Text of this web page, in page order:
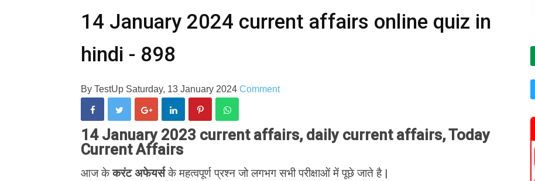
14 January 2024 current affairs online quiz in
hindi - 898
By TestUp Saturday, 13 January 2024 Comment
14 January 2023 current affairs, daily current affairs, Today
Current Affairs
आज केकरंट अफेयर्सके महत्वपूर्ण प्रश्न जो लगभग सभी परीक्षाओं में पूछे जाते है |